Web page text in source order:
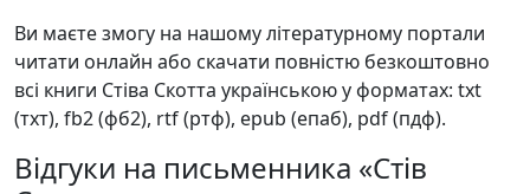
Ви маєте змогу на нашому літературному портали
читати онлайн або скачати повністю безкоштовно
всі книги Стіва Скотта українською у форматах: txt
(тхт), fb2 (фб2), rtf (ртф), epub (епаб), pdf (пдф).
Відгуки на письменника «Стів